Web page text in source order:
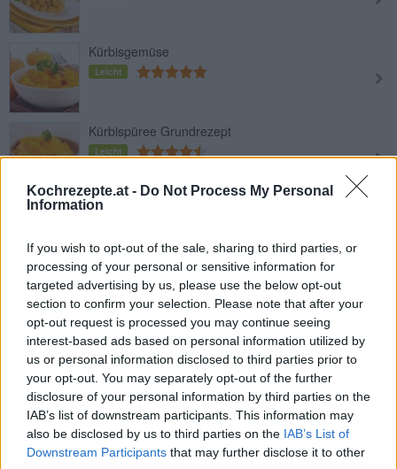
Kochrezepte.at - Do Not Process My Personal
Information
If you wish to opt-out of the sale, sharing to third parties, or
processing of your personal or sensitive information for
targeted advertising by us, please use the below opt-out
section to confirm your selection. Please note that after your
opt-out request is processed you may continue seeing
interest-based ads based on personal information utilized by
us or personal information disclosed to third parties prior to
your opt-out. You may separately opt-out of the further
disclosure of your personal information by third parties on the
IAB’s list of downstream participants. This information may
also be disclosed by us to third parties on the IAB’s List of
Downstream Participants that may further disclose it to other
Kürbisgemüse
Leicht
Kürbispüree Grundrezept
Leicht
Kürbisgnocchi
Süßes Kürbisbrot
Leicht
Kürbiskuchen
Mittel
Teigtaschen mit Kürbisfülle